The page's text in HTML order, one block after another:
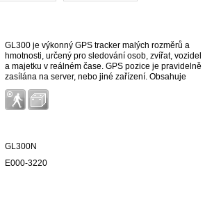
GL300 je výkonný GPS tracker malých rozměrů a
hmotnosti, určený pro sledování osob, zvířat, vozidel
a majetku v reálném čase. GPS pozice je pravidelně
zasílána na server, nebo jiné zařízení. Obsahuje
vestavěný teplotní senzor. Po stisknutí
zabudovaného SOS tlačítka se ihned odesílá SMS s
odkazem na GPS pozici (GoogleMaps) na
GL300N
E000-3220